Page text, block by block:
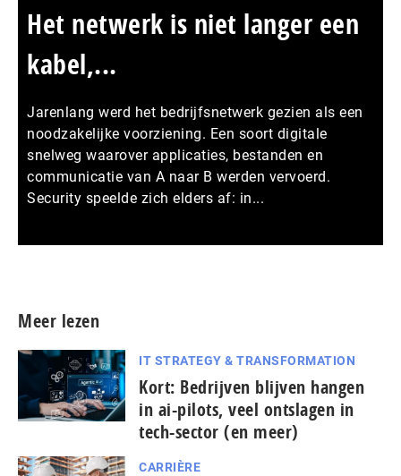
Het netwerk is niet langer een
kabel,...
Jarenlang werd het bedrijfsnetwerk gezien als een
noodzakelijke voorziening. Een soort digitale
snelweg waarover applicaties, bestanden en
communicatie van A naar B werden vervoerd.
Security speelde zich elders af: in...
Meer lezen
IT STRATEGY & TRANSFORMATION
Kort: Bedrijven blijven hangen
in ai-pilots, veel ontslagen in
tech-sector (en meer)
CARRIÈRE